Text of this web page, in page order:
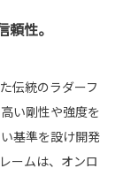
性。
伝統のラダーフ
い剛性や強度を
基準を設け開発
ームは、オンロ